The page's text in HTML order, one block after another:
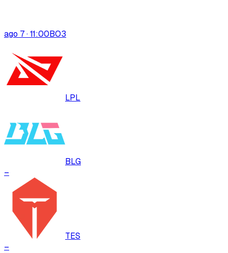
ago 7 · 11:00BO3
LPL
BLG
–
TES
–